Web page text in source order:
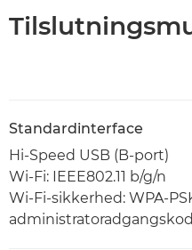
Standardinterface
Hi-Speed USB (B-port)
Wi-Fi: IEEE802.11 b/g/n
Wi-Fi-sikkerhed: WPA-